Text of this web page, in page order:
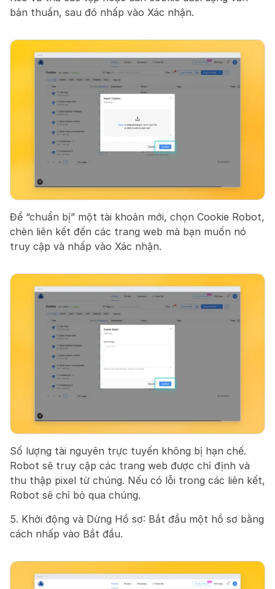
bản thuần, sau đó nhấp vào Xác nhận.
Để “chuẩn bị” một tài khoản mới, chọn Cookie Robot,
chèn liên kết đến các trang web mà bạn muốn nó
truy cập và nhấp vào Xác nhận.
Số lượng tài nguyên trực tuyến không bị hạn chế.
Robot sẽ truy cập các trang web được chỉ định và
thu thập pixel từ chúng. Nếu có lỗi trong các liên kết,
Robot sẽ chỉ bỏ qua chúng.
5. Khởi động và Dừng Hồ sơ: Bắt đầu một hồ sơ bằng
cách nhấp vào Bắt đầu.